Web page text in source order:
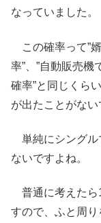
なっていました。
この確率って”
率”、”自動販売機
確率”と同じくら
が出たことがない
単純にシングル
ないですよね。
普通に考えたら
すので、ふと周